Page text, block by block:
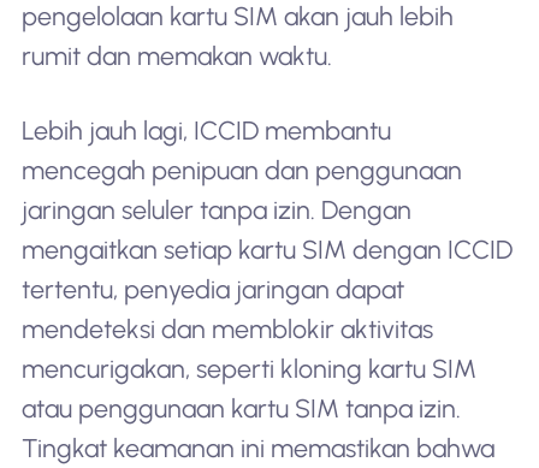
pengelolaan kartu SIM akan jauh lebih
rumit dan memakan waktu.
Lebih jauh lagi, ICCID membantu
mencegah penipuan dan penggunaan
jaringan seluler tanpa izin. Dengan
mengaitkan setiap kartu SIM dengan ICCID
tertentu, penyedia jaringan dapat
mendeteksi dan memblokir aktivitas
mencurigakan, seperti kloning kartu SIM
atau penggunaan kartu SIM tanpa izin.
Tingkat keamanan ini memastikan bahwa